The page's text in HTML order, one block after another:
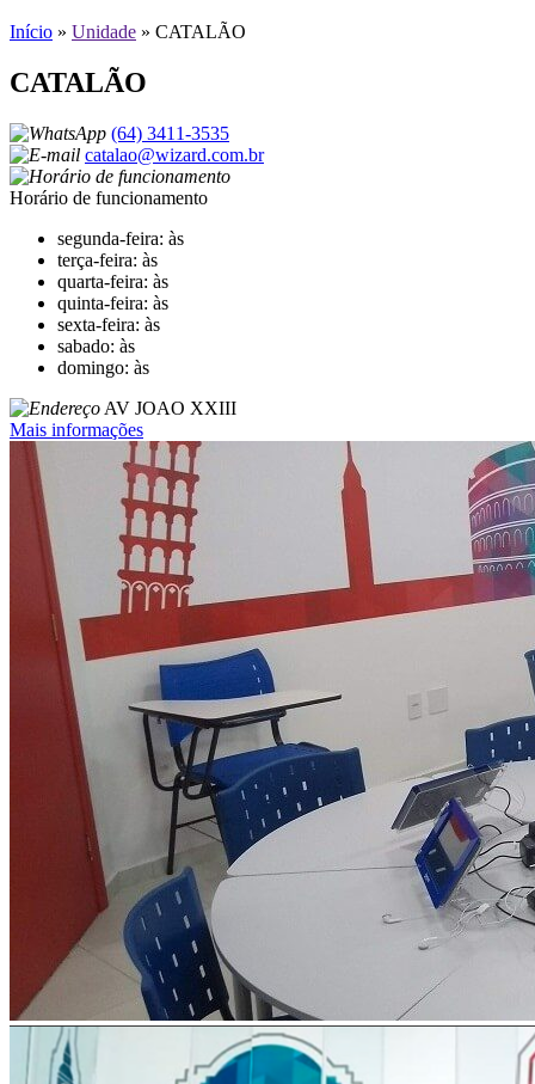
Início » Unidade » CATALÃO
CATALÃO
(64) 3411-3535
catalao@wizard.com.br
Horário de funcionamento
segunda-feira: às
terça-feira: às
quarta-feira: às
quinta-feira: às
sexta-feira: às
sabado: às
domingo: às
AV JOAO XXIII
Mais informações